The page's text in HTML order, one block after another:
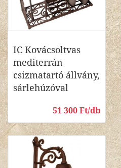
IC Kovácsoltvas
mediterrán
csizmatartó állvány,
sárlehúzóval
51 300 Ft/db